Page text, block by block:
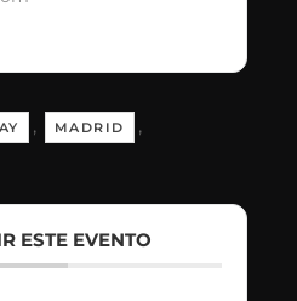
, MADRID ,
ESTE EVENTO